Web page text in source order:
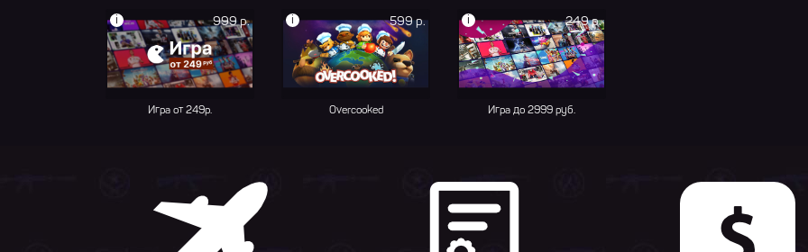
999 р.
i
Игра от 249р.
599 р.
i
Overcooked
249 р.
i
Игра до 2999 руб.